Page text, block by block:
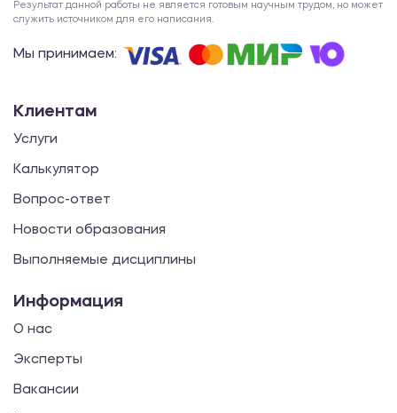
Результат данной работы не является готовым научным трудом, но может
служить источником для его написания.
Мы принимаем:
Клиентам
Услуги
Калькулятор
Вопрос-ответ
Новости образования
Выполняемые дисциплины
Информация
О нас
Эксперты
Вакансии